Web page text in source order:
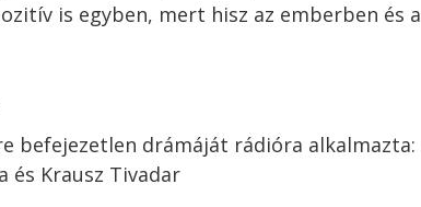
is egyben, mert hisz az emberben és a
befejezetlen drámáját rádióra alkalmazta:
és Krausz Tivadar